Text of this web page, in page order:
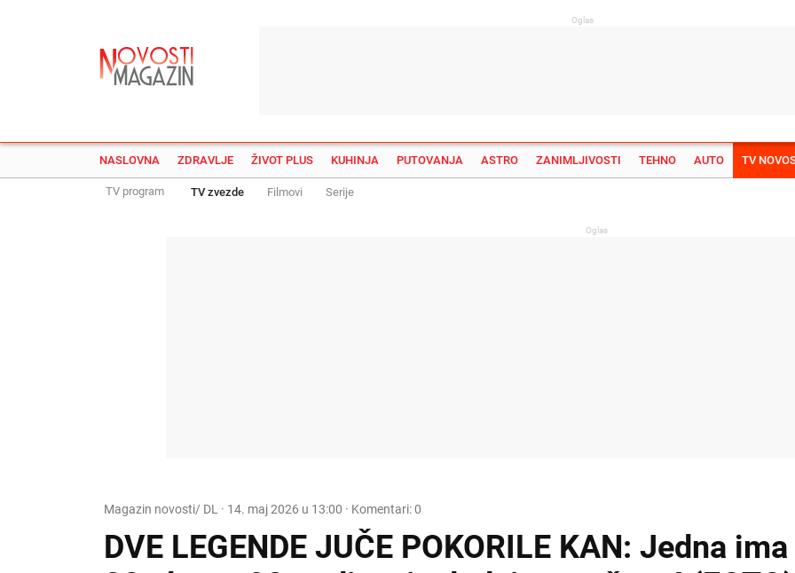
Oglas
NASLOVNA ZDRAVLJE ŽIVOT PLUS KUHINJA PUTOVANJA ASTRO ZANIMLJIVOSTI TEHNO AUTO TV
TV program TV zvezde Filmovi Serije
Oglas
Magazin novosti/ DL · 14. maj 2026 u 13:00 · Komentari: 0
DVE LEGENDE JUČE POKORILE KAN: Jedna ima